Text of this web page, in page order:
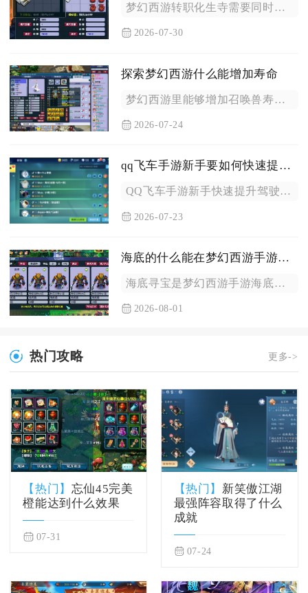
梦幻西游转职化生寺需要同时满足角色硬性门槛、任务状态清空、装...
2026-07-30
探索梦幻西游什么能增加寿命
梦幻西游里能够增加召唤兽寿命的途径分为烹饪道具喂养、房屋驯养...
2026-07-24
qq飞车手游新手要如何快速提升驾驶技巧
QQ飞车手游新手快速提升驾驶技巧的核心路径是先夯实基础漂移指...
2026-07-23
海底的什么能在梦幻西游手游中最快
海底寻宝是梦幻西游手游海底板块中竞速效率最高的玩法，同海底迷...
2026-08-01
热门攻略 更多->
【热门】 忘仙45完美
橙能达到什么效果
07-31
【热门】 新笑傲江湖
最强阵容取得了什么
成就
07-24